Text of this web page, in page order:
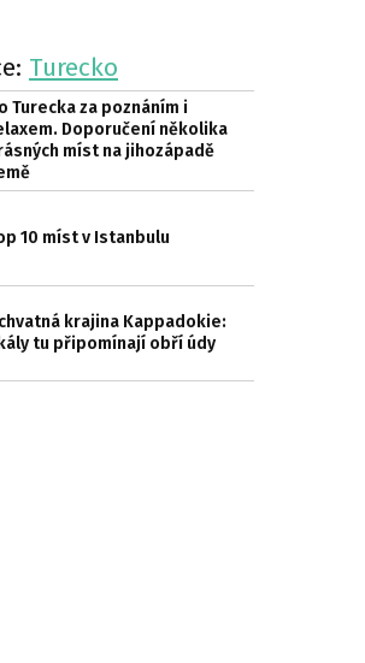
Turecko
Turecka za poznáním i
Doporučení několika
míst na jihozápadě
10 míst v Istanbulu
krajina Kappadokie:
tu připomínají obří údy